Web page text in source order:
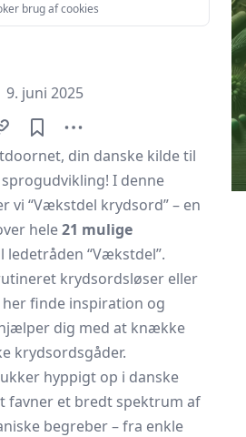
9. juni 2025
din danske kilde til
I denne
vi “Vækstdel krydsord” – en
hele21 mulige
ledetråden “Vækstdel”.
krydsordsløser eller
her finde inspiration og
dig med at knække
krydsordsgåder.
hyppigt op i danske
favner et bredt spektrum af
begreber – fra enkle
brug af cookies